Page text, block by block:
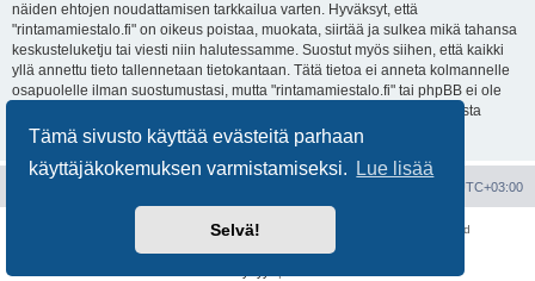
Tämä sivusto käyttää evästeitä parhaan
käyttäjäkokemuksen varmistamiseksi.
Lue lisää
Selvä!
näiden ehtojen noudattamisen tarkkailua varten. Hyväksyt, että
"rintamamiestalo.fi" on oikeus poistaa, muokata, siirtää ja sulkea mikä tahansa
keskusteluketju tai viesti niin halutessamme. Suostut myös siihen, että kaikki
yllä annettu tieto tallennetaan tietokantaan. Tätä tietoa ei anneta kolmannelle
osapuolelle ilman suostumustasi, mutta "rintamamiestalo.fi" tai phpBB ei ole
vastuussa mahdollisen tietoturvamurron aiheuttamasta tietojen vuodosta
ulkopuolisille tahoille.
UTC+03:00
Keskustelufoorumin ohjelmistophpBB
® Forum Software © phpBB Limited
Käännös: phpBB Suomi (lurttinen, harritapio, Pettis)